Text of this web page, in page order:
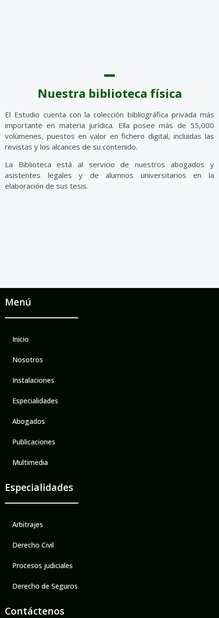
Nuestra biblioteca física
El Estudio cuenta con la colección bibliográfica privada más
importante en materia jurídica. Ella posee más de 55,000
volúmenes, puestos en valor en fichero digital, incluidas las
revistas y los alcances de su contenido.
La Biblioteca está al servicio de nuestros abogados y
asistentes legales y de alumnos universitarios en la
elaboración de sus tesis.
Menú
Inicio
Nosotros
Instalaciones
Especialidades
Abogados
Publicaciones
Multimedia
Especialidades
Arbitrajes
Derecho Civil
Procesos judiciales
Derecho de Seguros
Contáctenos